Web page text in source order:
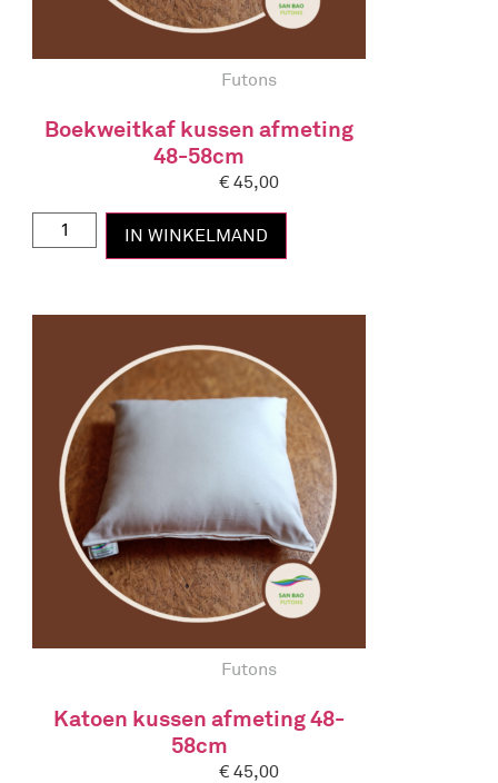
Kleurkaarten
Futons
Boekweitkaf kussen afmeting
48-58cm
€ 45,00
IN WINKELMAND
Futons
Katoen kussen afmeting 48-
58cm
€ 45,00